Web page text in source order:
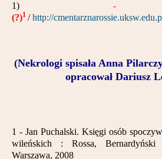
1)
(?)1 /http://
(Nekrologi spisała Anna
opracował Dariusz
1 - Jan Puchalski. Księgi osób
wileńskich : Rossa,
Warszawa, 2008